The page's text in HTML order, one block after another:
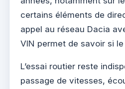
certains éléments de
appel au réseau Dacia
VIN permet de savoir si
L’essai routier reste
passage de vitesses,